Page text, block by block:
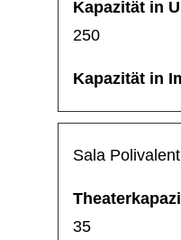
250
Sala Polivalent
35